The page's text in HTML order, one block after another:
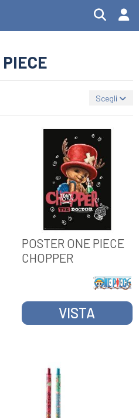
Scegli
POSTER ONE PIECE
CHOPPER
VISTA